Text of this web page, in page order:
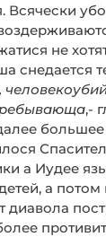
Всячески
не
снедается
,-
большее
а Иудее
а
диавола